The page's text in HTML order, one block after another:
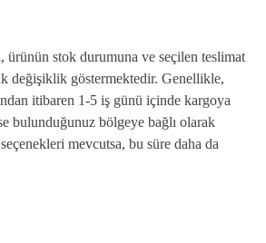
ürünün stok durumuna ve seçilen teslimat
değişiklik göstermektedir. Genellikle,
itibaren 1-5 iş günü içinde kargoya
bulunduğunuz bölgeye bağlı olarak
mevcutsa, bu süre daha da